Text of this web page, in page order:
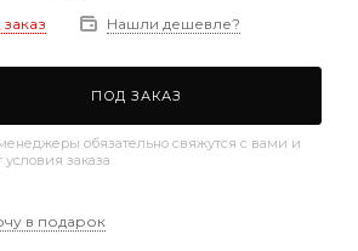
Нашли дешевле?
ПОД ЗАКАЗ
обязательно свяжутся с вами и
условия заказа
в подарок